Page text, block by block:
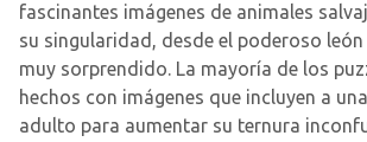
fascinantes imágenes de animales
su singularidad, desde el poderoso
muy sorprendido. La mayoría de los
hechos con imágenes que incluyen a
adulto para aumentar su ternura